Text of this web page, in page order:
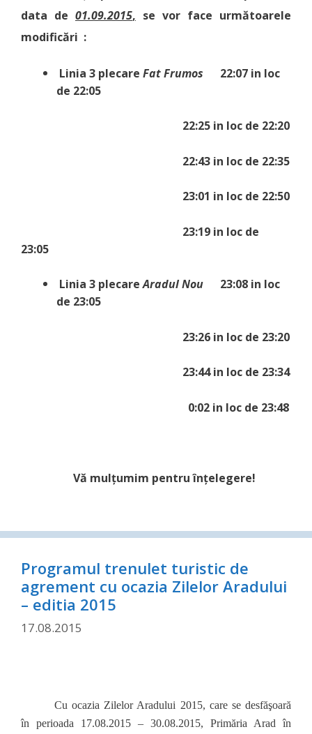
data de 01.09.2015, se vor face următoarele
modificări :
Linia 3 plecare Fat Frumos 22:07 in loc
de 22:05
22:25 in loc de 22:20
22:43 in loc de 22:35
23:01 in loc de 22:50
23:19 in loc de
23:05
Linia 3 plecareAradul Nou 23:08 in loc
de 23:05
23:26 in loc de 23:20
23:44 in loc de 23:34
0:02 in loc de 23:48
Vă mulţumim pentru înţelegere!
Programul trenulet turistic de
agrement cu ocazia Zilelor Aradului
– editia 2015
17.08.2015
Cu ocazia Zilelor Aradului 2015, care se desfăşoară
în perioada 17.08.2015 – 30.08.2015, Primăria Arad în